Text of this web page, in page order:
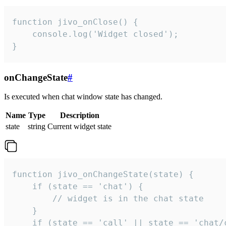
function jivo_onClose() {
    console.log('Widget closed');
}
onChangeState#
Is executed when chat window state has changed.
Name Type
Description
state
string Current widget state
function jivo_onChangeState(state) {
    if (state == 'chat') {
        // widget is in the chat state
    }
if (state == 'call' || state == 'chat/